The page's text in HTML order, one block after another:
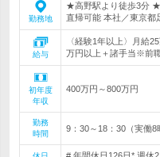
勤務地
★高野駅より徒歩3分
直帰可能 本社／東京都
給与
〈経験1年以上〉月給
万円以上＋諸手当※前
初年度
年収
400万円～800万円
勤務
時間
9：30～18：30（実働8